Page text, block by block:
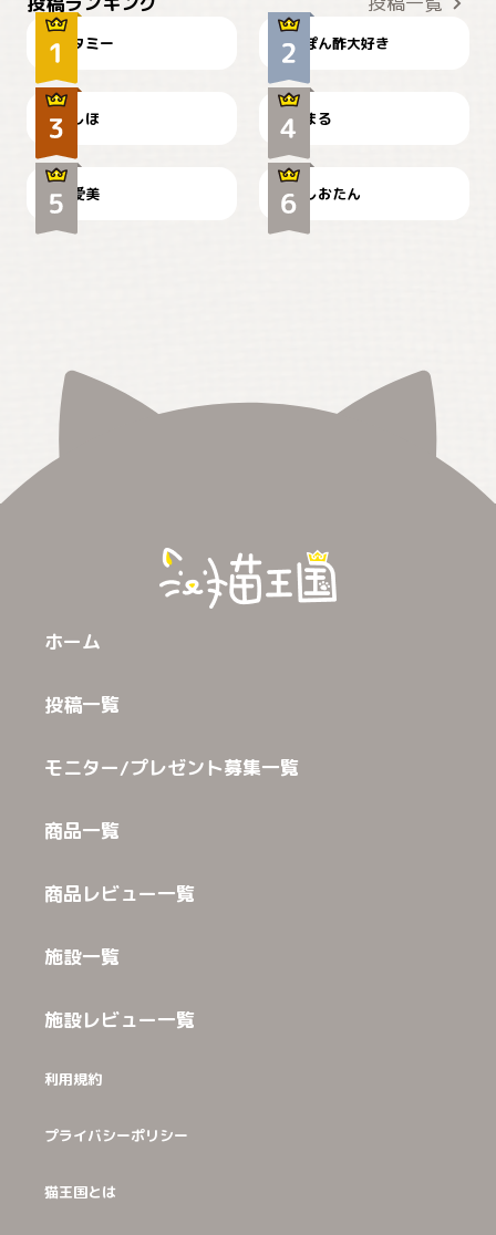
タミー ぽん酢大好き
お弁当になりたいにゃ😽
しほ
🤦‍♀️
まる
かわいい毛玉つき
爱美
暑い日が続くにゃ
しおたん
ホーム
投稿一覧
モニター/プレゼント募集一覧
商品一覧
商品レビュー一覧
施設一覧
施設レビュー一覧
利用規約
プライバシーポリシー
猫王国とは